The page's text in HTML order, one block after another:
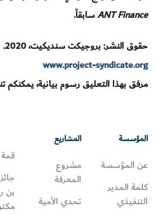
ANT Financeسابقاً.
حقوق النشر: بروجيكت سنديكيت، 2020.
www.project-syndicate.org
مرفق بهذا التعليق رسوم بيانية، يمكنكم
المؤسسة
عن المؤسسة
كلمة المدير
التنفيذي
المشاريع
مشروع
المعرفة
تحدي الأمية
بن